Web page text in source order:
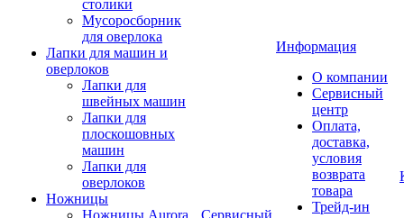
столики
Мусоросборник
для оверлока
Лапки для машин и
оверлоков
Лапки для
швейных машин
Лапки для
плоскошовных
машин
Лапки для
оверлоков
Ножницы
Ножницы Aurora
Сервисный
Информация
О компании
Сервисный
центр
Оплата,
доставка,
условия
возврата
товара
Трейд-ин